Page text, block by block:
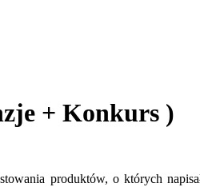
+ Konkurs )
produktów, o których